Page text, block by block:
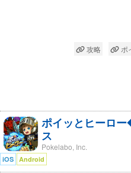
攻略 ポ
ポイッとヒーロ
ス
Pokelabo, Inc.
iOS Android